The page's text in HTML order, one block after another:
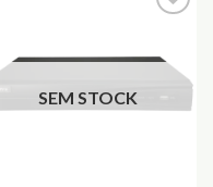
Favoritos
SEM STOCK